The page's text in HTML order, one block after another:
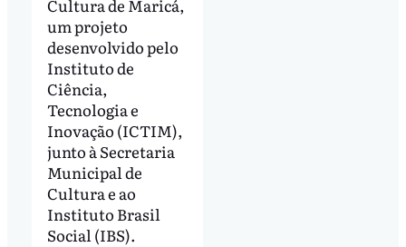
Cultura de Maricá,
um projeto
desenvolvido pelo
Instituto de
Ciência,
Tecnologia e
Inovação (ICTIM),
junto à Secretaria
Municipal de
Cultura e ao
Instituto Brasil
Social (IBS).